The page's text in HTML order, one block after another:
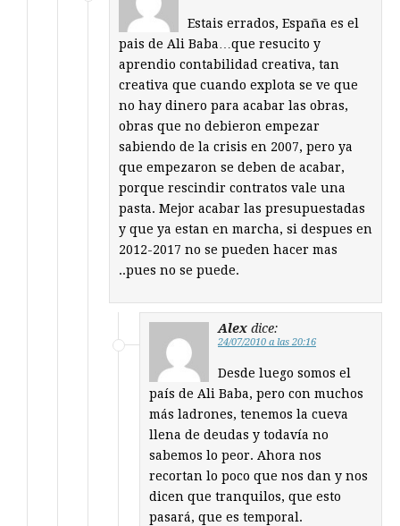
Estais errados, España es el
pais de Ali Baba…que resucito y
aprendio contabilidad creativa, tan
creativa que cuando explota se ve que
no hay dinero para acabar las obras,
obras que no debieron empezar
sabiendo de la crisis en 2007, pero ya
que empezaron se deben de acabar,
porque rescindir contratos vale una
pasta. Mejor acabar las presupuestadas
y que ya estan en marcha, si despues en
2012-2017 no se pueden hacer mas
..pues no se puede.
Alex dice:
24/07/2010 a las 20:16
Desde luego somos el
país de Ali Baba, pero con muchos
más ladrones, tenemos la cueva
llena de deudas y todavía no
sabemos lo peor. Ahora nos
recortan lo poco que nos dan y nos
dicen que tranquilos, que esto
pasará, que es temporal.